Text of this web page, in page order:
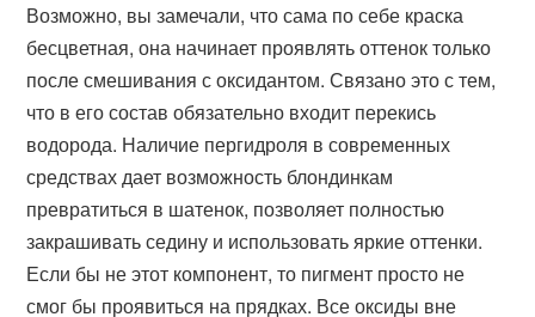
Возможно, вы замечали, что сама по себе краска
бесцветная, она начинает проявлять оттенок только
после смешивания с оксидантом. Связано это с тем,
что в его состав обязательно входит перекись
водорода. Наличие пергидроля в современных
средствах дает возможность блондинкам
превратиться в шатенок, позволяет полностью
закрашивать седину и использовать яркие оттенки.
Если бы не этот компонент, то пигмент просто не
смог бы проявиться на прядках. Все оксиды вне